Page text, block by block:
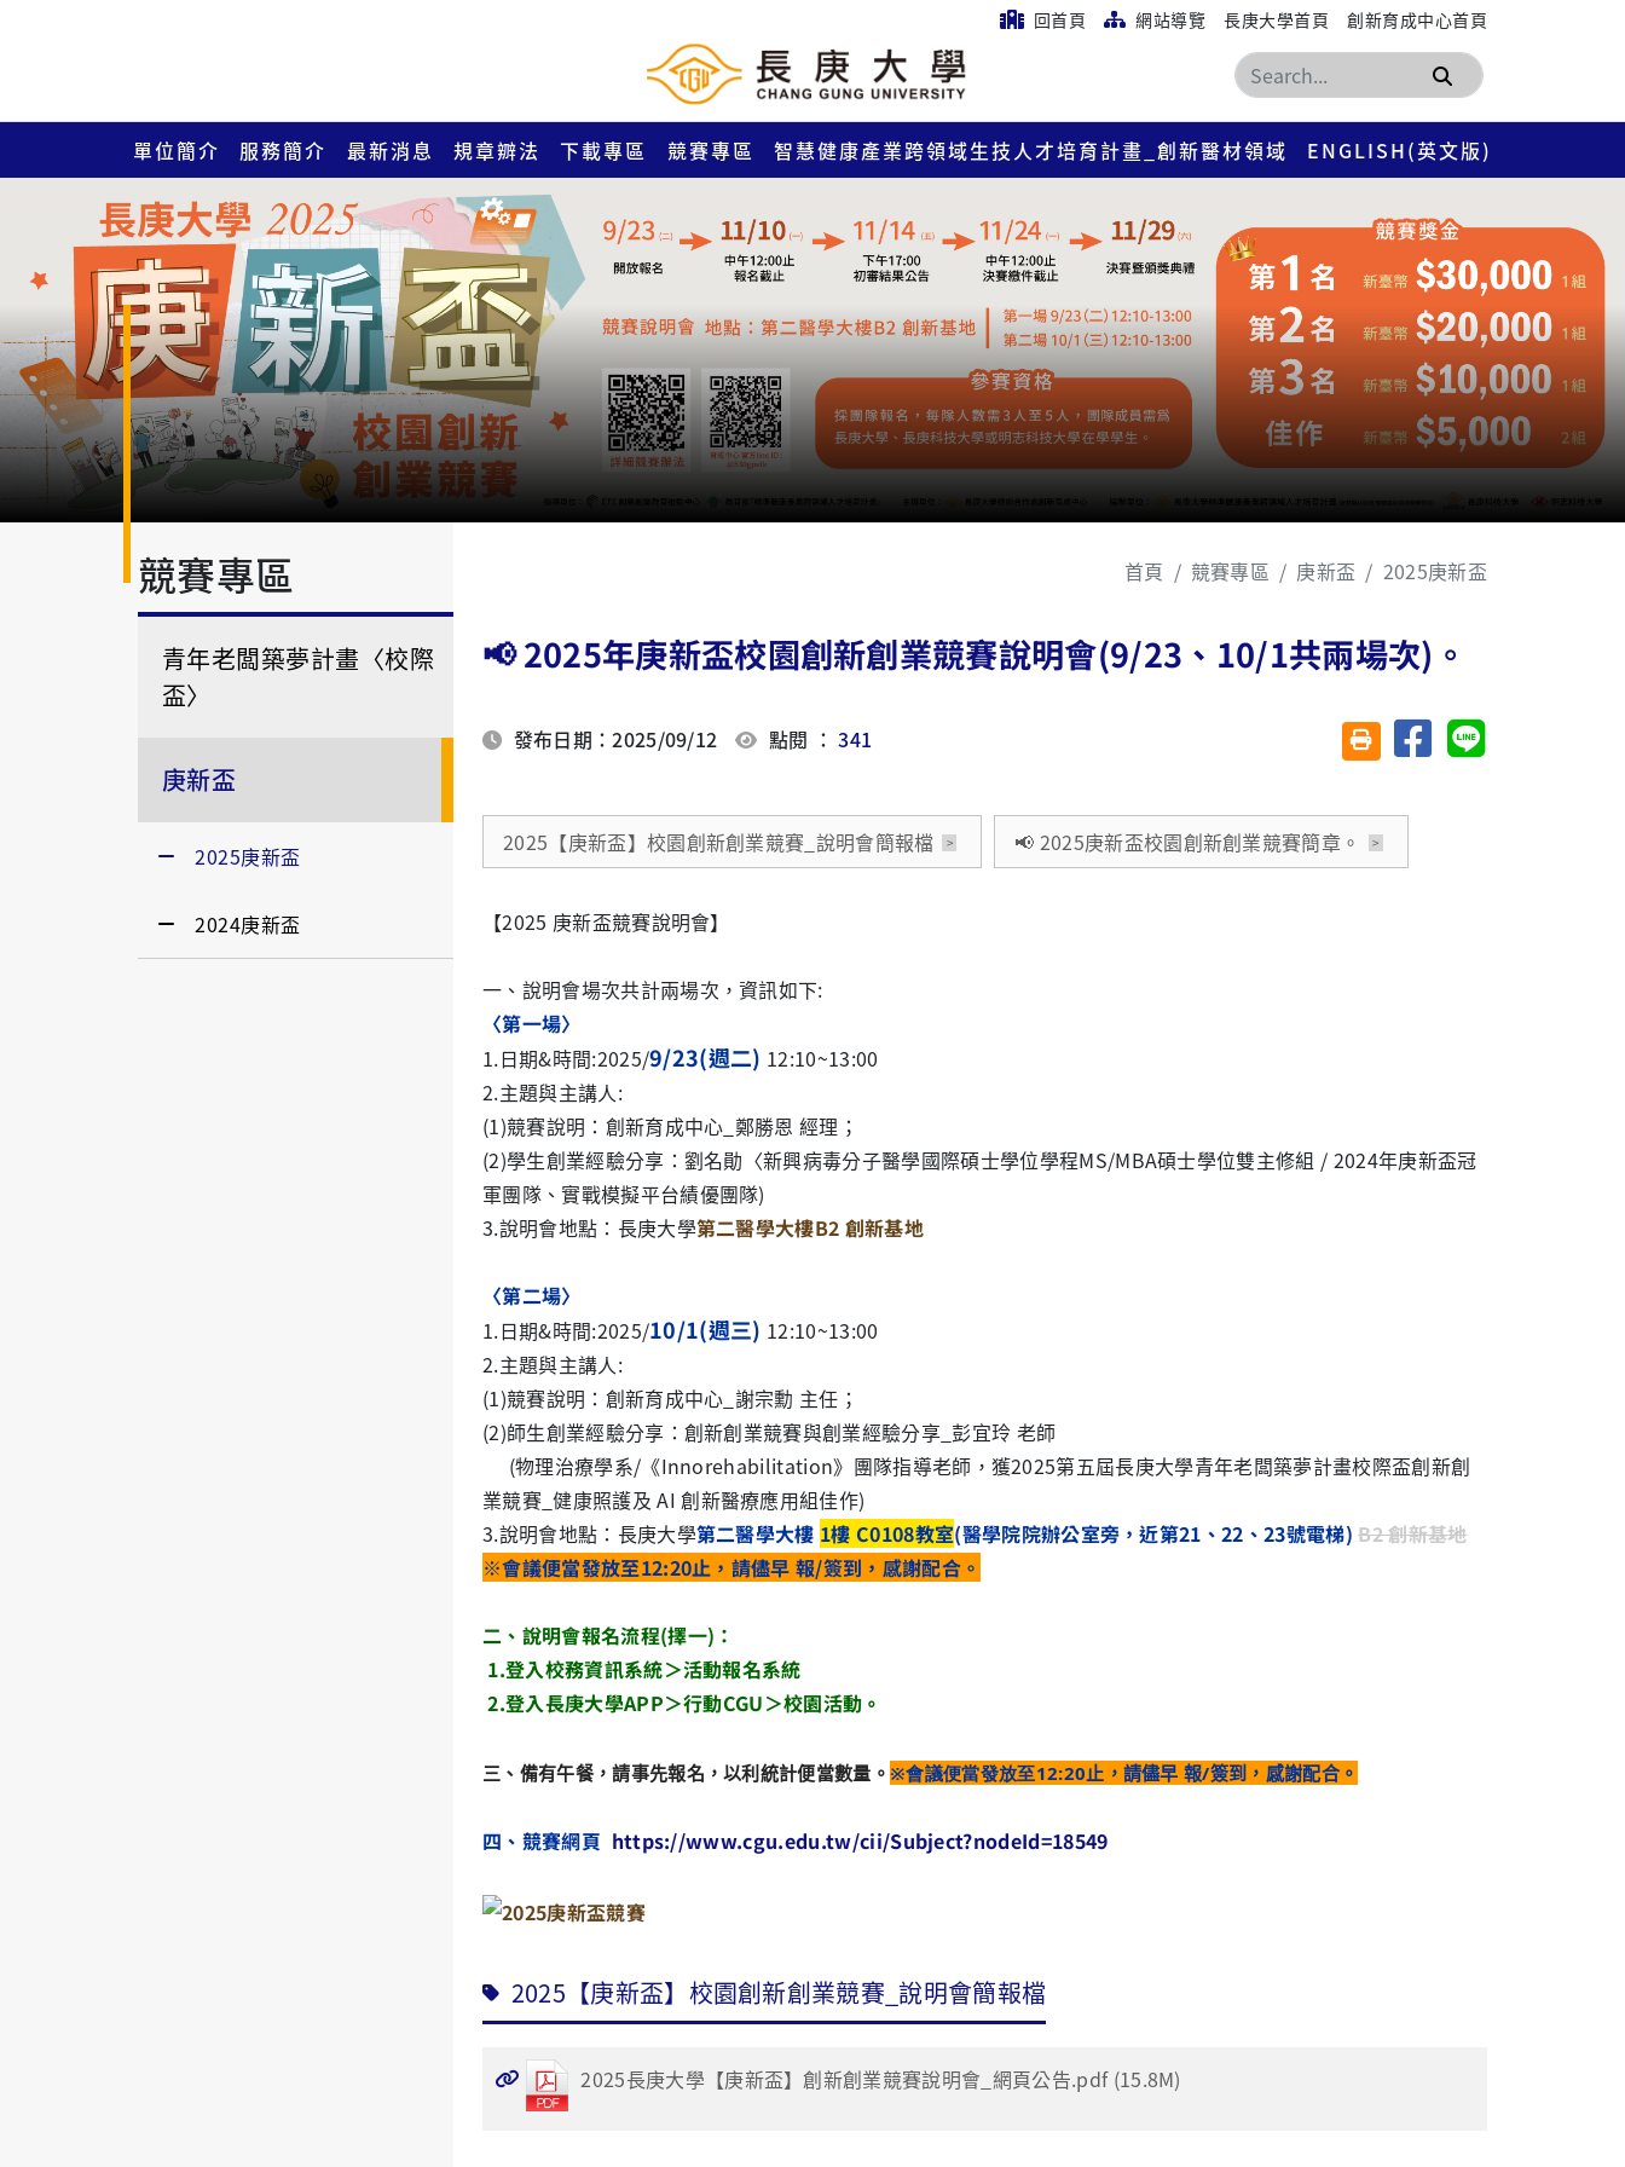
回首頁 網站導覽 長庚大學首頁 創新育成中心首頁
搜尋
單位簡介 服務簡介 最新消息 規章辧法 下載專區 競賽專區 智慧健康產業跨領域生技人才培育計畫_創新醫材領域 ENGLISH(英文版)
競賽專區
青年老闆築夢計畫〈校際
盃〉
庚新盃
2025庚新盃
2024庚新盃
首頁 競賽專區 庚新盃 2025庚新盃
📢 2025年庚新盃校園創新創業競賽說明會(9/23、10/1共兩場次)。
發布日期：2025/09/12 點閱 ：341 友善列印(另開視窗)
分享至臉書分享至 Line
2025【庚新盃】校園創新創業競賽_說明會簡報檔 📢 2025庚新盃校園創新創業競賽簡章。
【2025 庚新盃競賽說明會】
一、說明會場次共計兩場次，資訊如下:
〈第一場〉
1.日期&時間:2025/9/23(週二) 12:10~13:00
2.主題與主講人:
(1)競賽說明：創新育成中心_鄭勝恩 經理；
(2)學生創業經驗分享：劉名勛〈新興病毒分子醫學國際碩士學位學程MS/MBA碩士學位雙主修組 / 2024年庚新盃冠
軍團隊、實戰模擬平台績優團隊)
3.說明會地點：長庚大學第二醫學大樓B2 創新基地
〈第二場〉
1.日期&時間:2025/10/1(週三) 12:10~13:00
2.主題與主講人:
(1)競賽說明：創新育成中心_謝宗勳 主任；
(2)師生創業經驗分享：創新創業競賽與創業經驗分享 彭宜玲 老師
(物理治療學系/ 《Innorehabilitation》團隊指導老師，獲2025第五屆長庚大學青年老闆築夢計畫校際盃創新創
業競賽_健康照護及 AI創新醫療應用組佳作)
3.說明會地點：長庚大學第二醫學大樓 1樓 C0108教室(醫學院院辦公室旁，近第21、22、23號電梯)B2 創新基地
※會議便當發放至12:20止，請儘早 報/簽到，感謝配合。
二、 說明會報名流程(擇一)：
1.登入校務資訊系統＞活動報名系統
2.登入長庚大學APP＞行動CGU＞校園活動 。
三、備有午餐，請事先報名，以利統計便當數量。※會議便當發放至12:20止，請儘早 報/簽到，感謝配合。
四、 競賽網頁 https://www.cgu.edu.tw/cii/Subject?nodeId=18549
2025【庚新盃】校園創新創業競賽_說明會簡報檔
2025長庚大學【庚新盃】創新創業競賽說明會_網頁公告.pdf (15.8M)